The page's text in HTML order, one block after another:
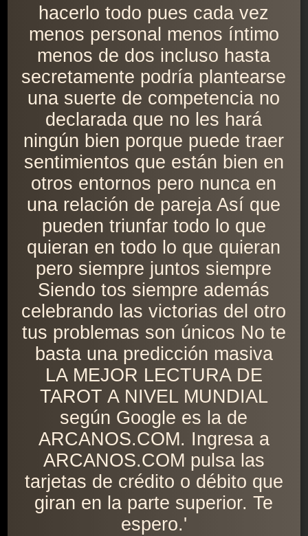
hacerlo todo pues cada vez
menos personal menos íntimo
menos de dos incluso hasta
secretamente podría plantearse
una suerte de competencia no
declarada que no les hará
ningún bien porque puede traer
sentimientos que están bien en
otros entornos pero nunca en
una relación de pareja Así que
pueden triunfar todo lo que
quieran en todo lo que quieran
pero siempre juntos siempre
Siendo tos siempre además
celebrando las victorias del otro
tus problemas son únicos No te
basta una predicción masiva
LA MEJOR LECTURA DE
TAROT A NIVEL MUNDIAL
según Google es la de
ARCANOS.COM. Ingresa a
ARCANOS.COM pulsa las
tarjetas de crédito o débito que
giran en la parte superior. Te
espero.'